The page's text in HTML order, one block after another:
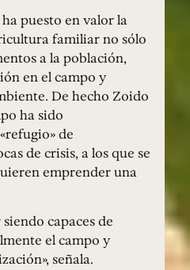
puesto en valor la
familiar no sólo
a la población,
en el campo y
De hecho Zoido
ha sido
de
de crisis, a los que se
emprender una
capaces de
el campo y
señala.